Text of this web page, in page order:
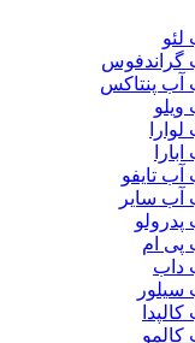
لئو
گراندفوس
آب پنتاکس
ویلو
آب تایفو
آب سایر
پدرولو
پی ام
داب
سیلور
کالمو